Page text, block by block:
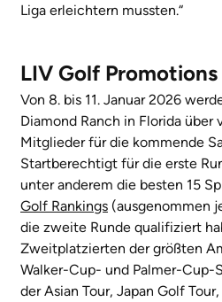
Liga erleichtern mussten.“
LIV Golf
Von 8. bis 11. Januar 2026
Diamond Ranch in Florida über
Mitglieder für die kommende
Startberechtigt für die erste
unter anderem die besten 15
Golf Rankings (ausgenommen
die zweite Runde qualifiziert
Zweitplatzierten der größten
Walker-Cup- und Palmer-Cup-
der Asian Tour, Japan Golf